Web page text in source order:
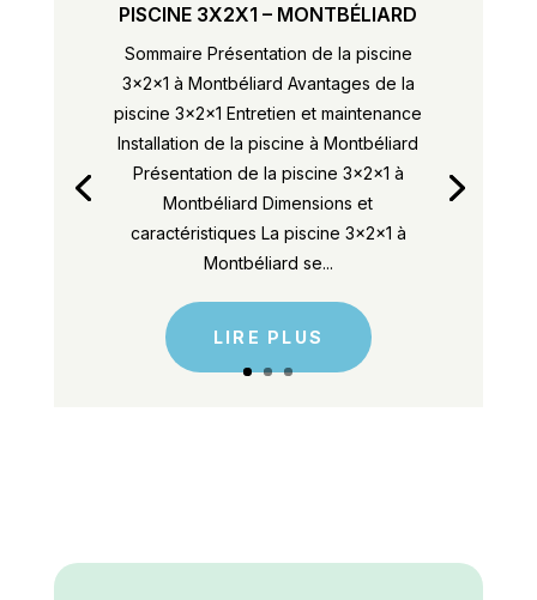
PISCINE 3X2X1 – MONTBÉLIARD
Sommaire Présentation de la piscine
3x2x1 à Montbéliard Avantages de la
piscine 3x2x1 Entretien et maintenance
Installation de la piscine à Montbéliard
Présentation de la piscine 3x2x1 à
Montbéliard Dimensions et
caractéristiques La piscine 3x2x1 à
Montbéliard se...
LIRE PLUS